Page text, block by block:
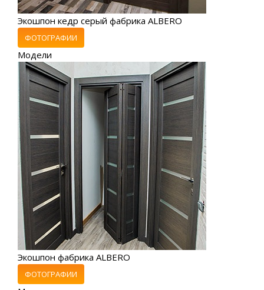
Экошпон кедр серый фабрика ALBERO
ФОТОГРАФИИ
Модели
Экошпон фабрика ALBERO
ФОТОГРАФИИ